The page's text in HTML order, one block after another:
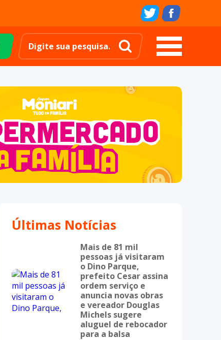
Últimas Notícias
Mais de 81 mil
pessoas já visitaram
o Dino Parque,
prefeito Cesar assina
ordem serviço e
anuncia novas obras
e vereador Douglas
Michels sugere
aluguel de rebocador
para a balsa